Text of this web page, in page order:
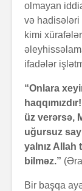
olmayan
və hadisələri
kimi
ifadələr
“Onlara
üz verərsə,
uğursuz
yalnız Allah
bilməz.”
Bir başqa